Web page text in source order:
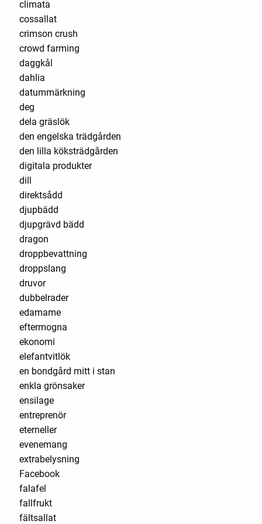
climata
cossallat
crimson crush
crowd farming
daggkål
dahlia
datummärkning
deg
dela gräslök
den engelska trädgården
den lilla köksträdgården
digitala produkter
dill
direktsådd
djupbädd
djupgrävd bädd
dragon
droppbevattning
droppslang
druvor
dubbelrader
edamame
eftermogna
ekonomi
elefantvitlök
en bondgård mitt i stan
enkla grönsaker
ensilage
entreprenör
eterneller
evenemang
extrabelysning
Facebook
falafel
fallfrukt
fältsallat